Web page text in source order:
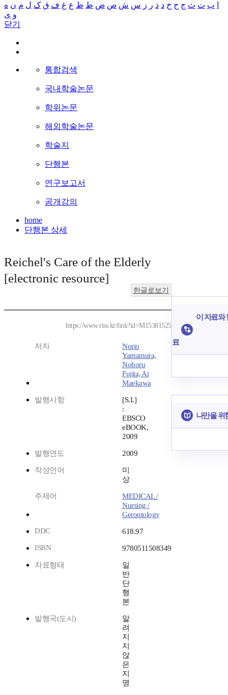
ب ت ث ج ح خ د ذ ر ز س ش ص ض ط ظ ع غ ف ق ک ل م ن ه
و ی
닫기
통합검색
국내학술논문
학위논문
해외학술논문
학술지
단행본
연구보고서
공개강의
home
단행본 상세
Reichel's Care of the Elderly
[electronic resource]
한글로보기
https://www.riss.kr/link?id=M15381525
저자
Norio
Yamamura,
Noboru
Fujita, Ai
Maekawa
발행사항
[S.I.]
:
EBSCO
eBOOK,
2009
발행연도 2009
작성언어
미
상
주제어
MEDICAL /
Nursing /
Gerontology
DDC
618.97
ISBN
9780511508349
자료형태
일
반
단
행
본
발행국(도시)
알
려
지
지
않
은
지
명
이 자료와
료
나만을 위